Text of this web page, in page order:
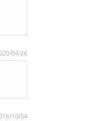
04/26
10/04